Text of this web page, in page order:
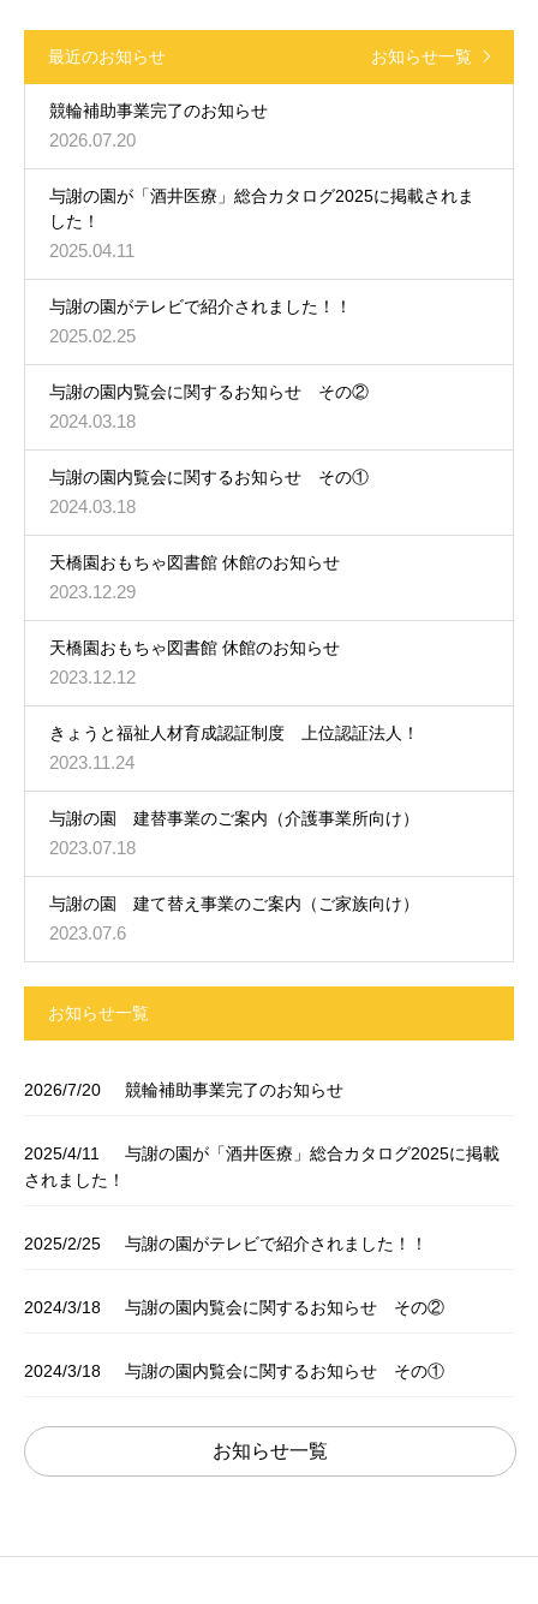
最近のお知らせ お知らせ一覧
競輪補助事業完了のお知らせ
2026.07.20
与謝の園が「酒井医療」総合カタログ2025に掲載されま
した！
2025.04.11
与謝の園がテレビで紹介されました！！
2025.02.25
与謝の園内覧会に関するお知らせ その②
2024.03.18
与謝の園内覧会に関するお知らせ その①
2024.03.18
天橋園おもちゃ図書館 休館のお知らせ
2023.12.29
天橋園おもちゃ図書館 休館のお知らせ
2023.12.12
きょうと福祉人材育成認証制度 上位認証法人！
2023.11.24
与謝の園 建替事業のご案内（介護事業所向け）
2023.07.18
与謝の園 建て替え事業のご案内（ご家族向け）
2023.07.6
お知らせ一覧
2026/7/20 競輪補助事業完了のお知らせ
2025/4/11
与謝の園が「酒井医療」総合カタログ2025に掲載
されました！
2025/2/25 与謝の園がテレビで紹介されました！！
2024/3/18 与謝の園内覧会に関するお知らせ その②
2024/3/18 与謝の園内覧会に関するお知らせ その①
お知らせ一覧